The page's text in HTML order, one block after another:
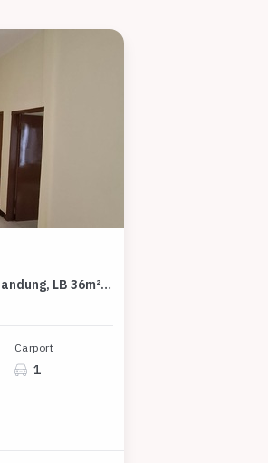
Rumah Dijual di Kopo Permai, Bandung, LB 36m², Harga Kompetitif!
Carport
1